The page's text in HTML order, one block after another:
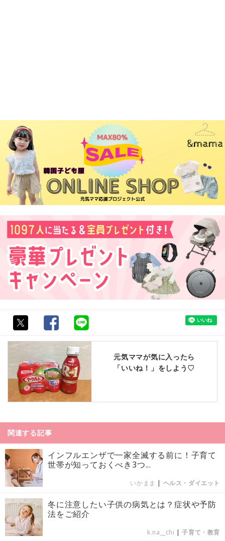
元気ママが気に入ったら
「いいね！」をしよう♡
関連する記事
インフルエンザで一家全滅する前に！子育て
世帯が知っておくべき3つ...
いかまま | ヘルス・ダイエット
冬に注意したい子供の病気とは？症状や予防
法をご紹介
k.na__chi |子育て・教育